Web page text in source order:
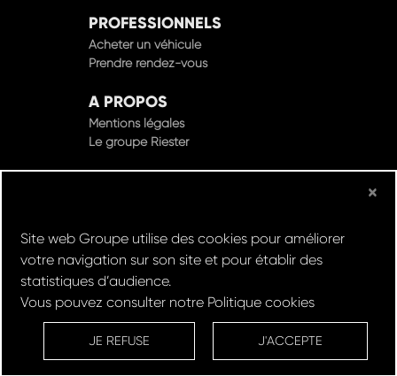
Acheter un véhicule
Prendre rendez-vous
Mentions légales
Le groupe Riester
Design & Développement par
Réserver un Rachat de
VOITURE
Louez un
VEHICULE
RDV en
×
Site web Groupe utilise des cookies pour améliorer
votre navigation sur son site et pour établir des
statistiques d’audience.
Vous pouvez consulter notre Politique cookies
J'ACCEPTE
JE REFUSE